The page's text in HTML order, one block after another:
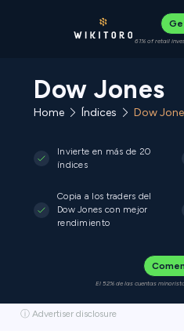
61% of retail
Dow Jones
Home Índices Dow
Invierte en más de 20
índices
Copia a los traders del
Dow Jones con mejor
rendimiento
El 52% de las cuentas
ⓘ Advertiser disclosure